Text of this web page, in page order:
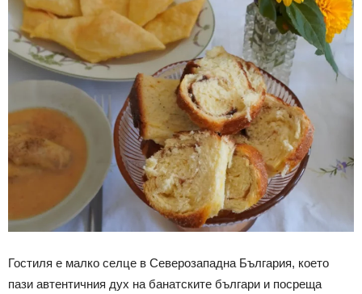
Гостиля е малко селце в Северозападна България, което
пази автентичния дух на банатските българи и посреща